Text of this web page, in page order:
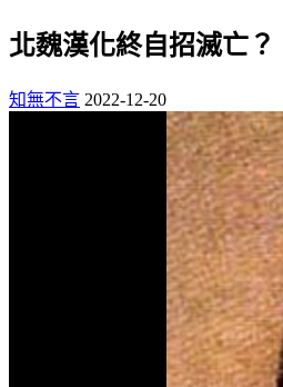
北魏漢化終自招滅亡？
知無不言 2022-12-20